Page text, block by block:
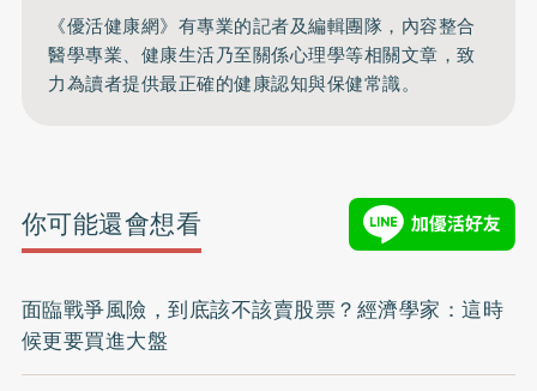
《優活健康網》有專業的記者及編輯團隊，內容整合
醫學專業、健康生活乃至關係心理學等相關文章，致
力為讀者提供最正確的健康認知與保健常識。
你可能還會想看
面臨戰爭風險，到底該不該賣股票？經濟學家：這時
候更要買進大盤